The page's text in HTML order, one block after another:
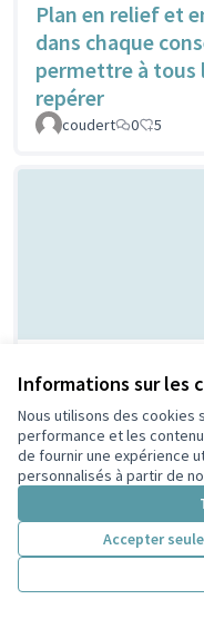
Informations sur les
Nous utilisons des cookies
performance et les
de fournir une expérience
personnalisés à partir de
Accepter
Plan en relief et
dans chaque
permettre à tous
repérer
coudert 0 5
Villeurbanne
Febpecker
9 9